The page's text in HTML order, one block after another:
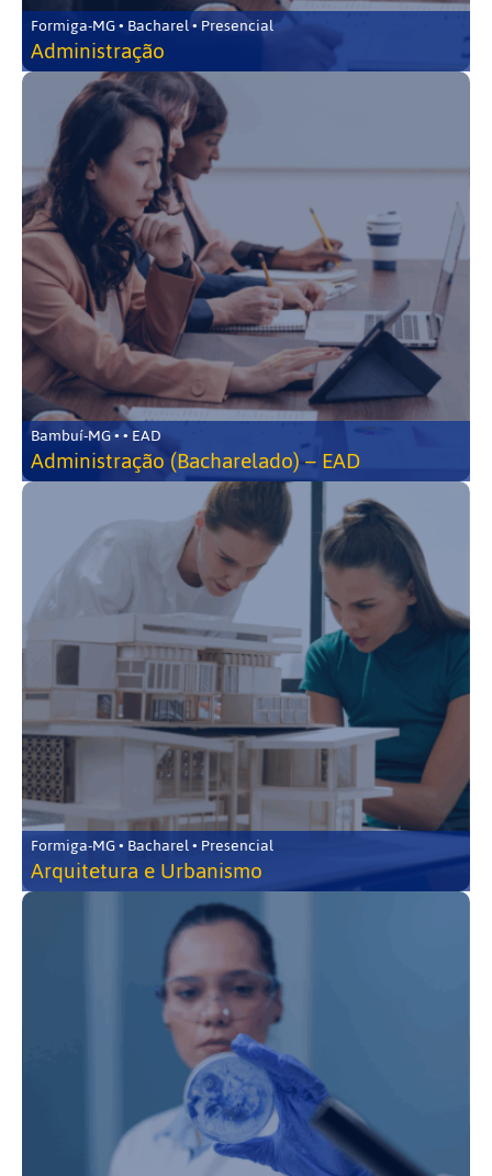
Formiga-MG • Bacharel • Presencial
Administração
Bambuí-MG • • EAD
Administração (Bacharelado) – EAD
Formiga-MG • Bacharel • Presencial
Arquitetura e Urbanismo